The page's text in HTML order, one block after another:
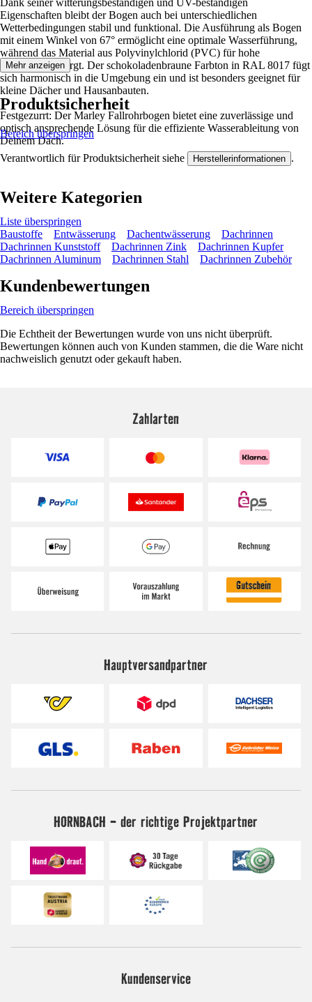
Dank seiner witterungsbeständigen und UV-beständigen
Eigenschaften bleibt der Bogen auch bei unterschiedlichen
Wetterbedingungen stabil und funktional. Die Ausführung als Bogen
mit einem Winkel von 67° ermöglicht eine optimale Wasserführung,
während das Material aus Polyvinylchlorid (PVC) für hohe
Belastbarkeit sorgt. Der schokoladenbraune Farbton in RAL 8017 fügt
sich harmonisch in die Umgebung ein und ist besonders geeignet für
kleine Dächer und Hausanbauten.
Festgezurrt: Der Marley Fallrohrbogen bietet eine zuverlässige und
optisch ansprechende Lösung für die effiziente Wasserableitung von
Deinem Dach.
Mehr anzeigen
Produktsicherheit
Bereich überspringen
Verantwortlich für Produktsicherheit siehe Herstellerinformationen .
Weitere Kategorien
Liste überspringen
Baustoffe
Entwässerung Dachentwässerung
Dachrinnen
Dachrinnen Kunststoff
Dachrinnen Zink
Dachrinnen Kupfer
Dachrinnen Aluminum
Dachrinnen Stahl Dachrinnen Zubehör
Kundenbewertungen
Bereich überspringen
Die Echtheit der Bewertungen wurde von uns nicht überprüft.
Bewertungen können auch von Kunden stammen, die die Ware nicht
nachweislich genutzt oder gekauft haben.
Zahlarten
Hauptversandpartner
HORNBACH - der richtige Projektpartner
Kundenservice